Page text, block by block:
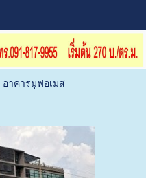
อาคารมูฟอเมส